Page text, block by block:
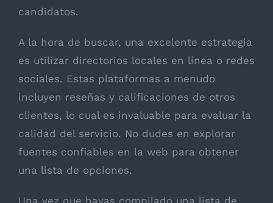
candidatos.
A la hora de buscar, una excelente estrategia
es utilizar directorios locales en línea o redes
sociales. Estas plataformas a menudo
incluyen reseñas y calificaciones de otros
clientes, lo cual es invaluable para evaluar la
calidad del servicio. No dudes en explorar
fuentes confiables en la web para obtener
una lista de opciones.
Una vez que hayas compilado una lista de